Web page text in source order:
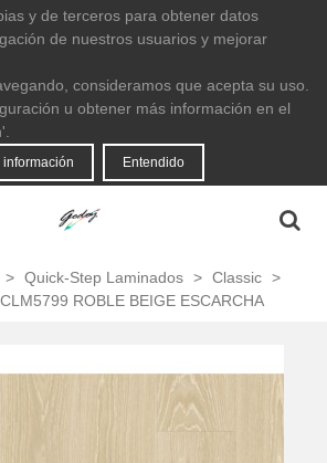
y de terceros para obtener datos
de nuestros usuarios y mejorar
consideramos que acepta su uso.
u obtener más información en el
información Entendido
> Quick-Step Laminados > Classic >
ROBLE BEIGE ESCARCHA